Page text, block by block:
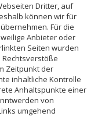
Dritter, auf
können wir für
Für die
Anbieter oder
Seiten wurden
Zeitpunkt der
inhaltliche Kontrolle
Anhaltspunkte einer
von
umgehend